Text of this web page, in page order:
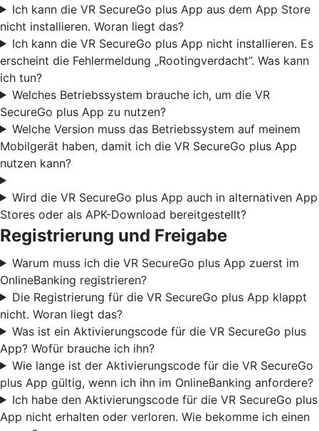
Ich kann die VR SecureGo plus App aus dem App Store
nicht installieren. Woran liegt das?
Ich kann die VR SecureGo plus App nicht installieren. Es
erscheint die Fehlermeldung „Rootingverdacht”. Was kann
ich tun?
Welches Betriebssystem brauche ich, um die VR
SecureGo plus App zu nutzen?
Welche Version muss das Betriebssystem auf meinem
Mobilgerät haben, damit ich die VR SecureGo plus App
nutzen kann?
Wird die VR SecureGo plus App auch in alternativen App
Stores oder als APK-Download bereitgestellt?
Registrierung und Freigabe
Warum muss ich die VR SecureGo plus App zuerst im
OnlineBanking registrieren?
Die Registrierung für die VR SecureGo plus App klappt
nicht. Woran liegt das?
Was ist ein Aktivierungscode für die VR SecureGo plus
App? Wofür brauche ich ihn?
Wie lange ist der Aktivierungscode für die VR SecureGo
plus App gültig, wenn ich ihn im OnlineBanking anfordere?
Ich habe den Aktivierungscode für die VR SecureGo plus
App nicht erhalten oder verloren. Wie bekomme ich einen